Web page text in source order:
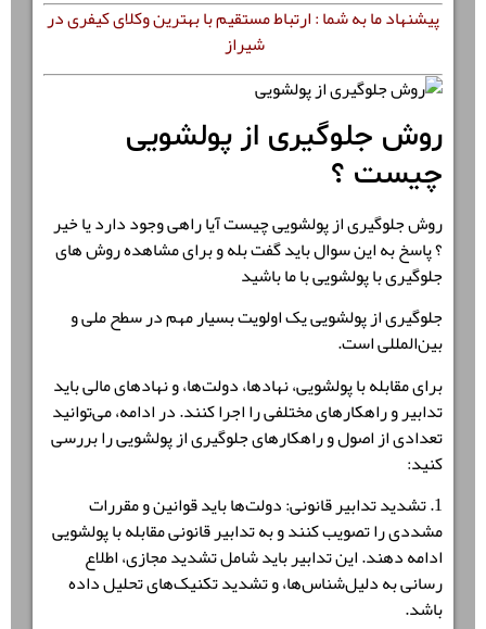
پیشنهاد ما به شما : ارتباط مستقیم با بهترین وکلای کیفری در
شیراز
روش جلوگیری از پولشویی
چیست ؟
روش جلوگیری از پولشویی چیست آیا راهی وجود دارد یا خیر
؟ پاسخ به این سوال باید گفت بله و برای مشاهده روش های
جلوگیری با پولشویی با ما باشید
جلوگیری از پولشویی یک اولویت بسیار مهم در سطح ملی و
بین‌المللی است.
برای مقابله با پولشویی، نهادها، دولت‌ها، و نهادهای مالی باید
تدابیر و راهکارهای مختلفی را اجرا کنند. در ادامه، می‌توانید
تعدادی از اصول و راهکارهای جلوگیری از پولشویی را بررسی
کنید:
1. تشدید تدابیر قانونی: دولت‌ها باید قوانین و مقررات
مشددی را تصویب کنند و به تدابیر قانونی مقابله با پولشویی
ادامه دهند. این تدابیر باید شامل تشدید مجازی، اطلاع
رسانی به دلیل‌شناس‌ها، و تشدید تکنیک‌های تحلیل داده
باشد.